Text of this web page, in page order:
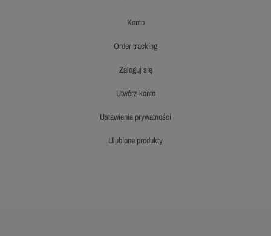
konto
order tracking
zaloguj się
utwórz konto
ustawienia prywatności
ulubione produkty